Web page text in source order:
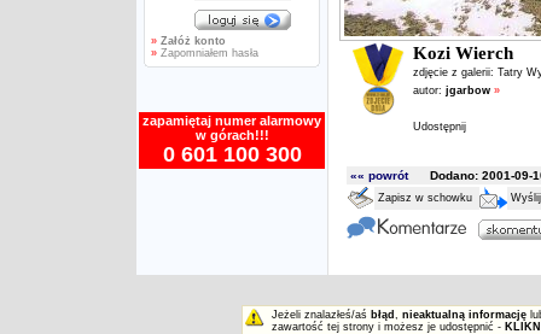
» Załóż konto
» Zapomniałem hasła
zapamiętaj numer alarmowy
w górach!!!
0 601 100 300
Kozi Wierch
zdjęcie z galerii: Tatry
autor: jgarbow »
Udostępnij
«« powrótDodano: 2001-09-
Zapisz w schowku
Jeżeli znalazłeś/aś błąd , nieaktualną informację
zawartość tej strony i możesz je udostępnić -